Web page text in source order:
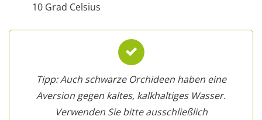
10 Grad Celsius
Tipp: Auch schwarze Orchideen haben eine
Aversion gegen kaltes, kalkhaltiges Wasser.
Verwenden Sie bitte ausschließlich